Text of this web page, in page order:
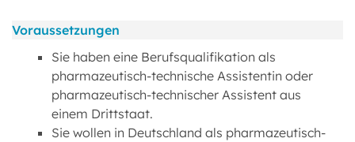
Voraussetzungen
Sie haben eine Berufsqualifikation als
pharmazeutisch-technische Assistentin oder
pharmazeutisch-technischer Assistent aus
einem Drittstaat.
Sie wollen in Deutschland als pharmazeutisch-